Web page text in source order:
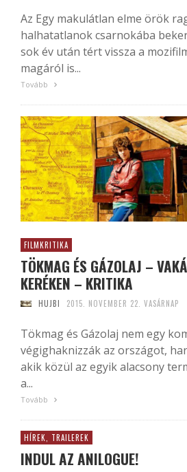
Az Egy makulátlan elme örök
halhatatlanok csarnokába
sok év után tért vissza a
magáról is...
Tovább
FILMKRITIKA
TÖKMAG ÉS GÁZOLAJ –
KERÉKEN – KRITIKA
HUJBI 2015. NOVEMBER 22. VASÁRNAP
Tökmag és Gázolaj nem egy
végighaknizzák az országot,
akik közül az egyik alacsony
a...
Tovább
HÍREK, TRAILEREK
INDUL AZ ANILOGUE!